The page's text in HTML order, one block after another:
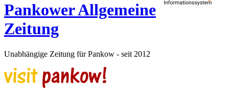
Pankower Allgemeine
Zeitung
Unabhängige Zeitung für Pankow - seit 2012